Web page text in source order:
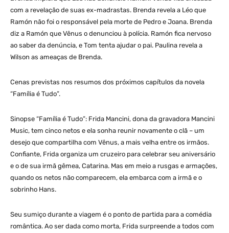
com a revelação de suas ex-madrastas. Brenda revela a Léo que
Ramón não foi o responsável pela morte de Pedro e Joana. Brenda
diz a Ramón que Vênus o denunciou à polícia. Ramón fica nervoso
ao saber da denúncia, e Tom tenta ajudar o pai. Paulina revela a
Wilson as ameaças de Brenda.
Cenas previstas nos resumos dos próximos capítulos da novela
“Família é Tudo”.
Sinopse “Família é Tudo”: Frida Mancini, dona da gravadora Mancini
Music, tem cinco netos e ela sonha reunir novamente o clã – um
desejo que compartilha com Vênus, a mais velha entre os irmãos.
Confiante, Frida organiza um cruzeiro para celebrar seu aniversário
e o de sua irmã gêmea, Catarina. Mas em meio a rusgas e armações,
quando os netos não comparecem, ela embarca com a irmã e o
sobrinho Hans.
Seu sumiço durante a viagem é o ponto de partida para a comédia
romântica. Ao ser dada como morta, Frida surpreende a todos com